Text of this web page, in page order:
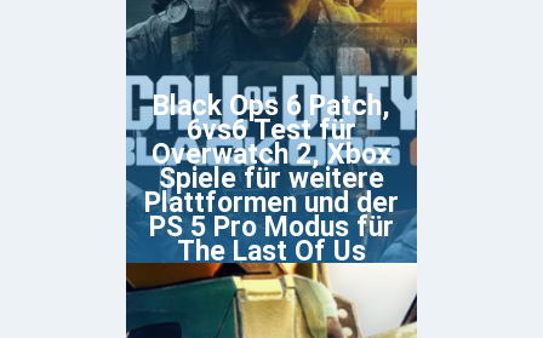
Black Ops 6 Patch,
6vs6 Test für
Overwatch 2, Xbox
Spiele für weitere
Plattformen und der
PS 5 Pro Modus für
The Last Of Us